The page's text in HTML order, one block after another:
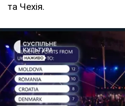
та Чехія.